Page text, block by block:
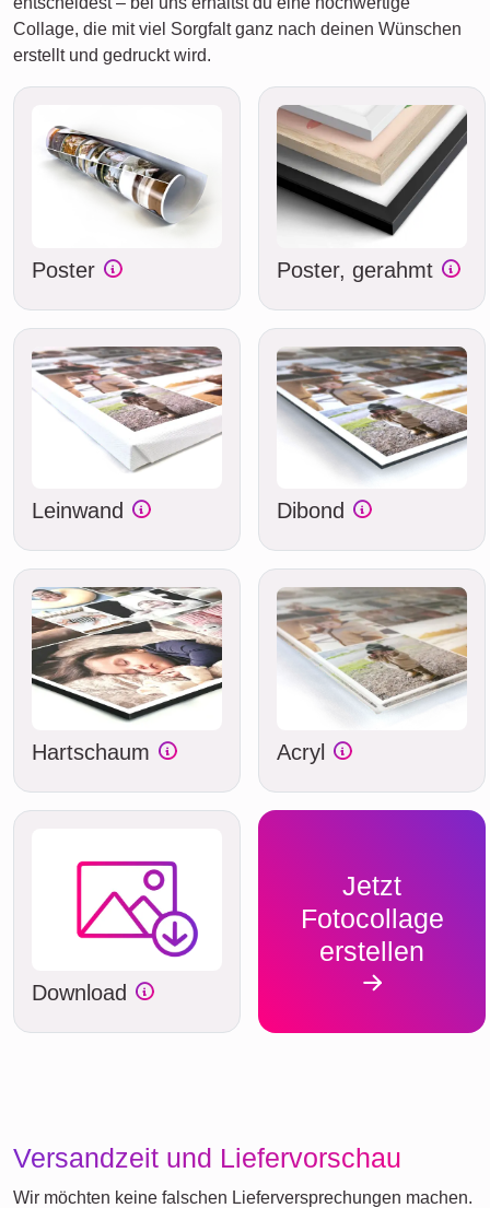
Collage, die mit viel Sorgfalt ganz nach deinen Wünschen
erstellt und gedruckt wird.
Poster Poster, gerahmt
Leinwand Dibond
Hartschaum Acryl
Download
Jetzt
Fotocollage
erstellen
Versandzeit und Liefervorschau
Wir möchten keine falschen Lieferversprechungen machen.